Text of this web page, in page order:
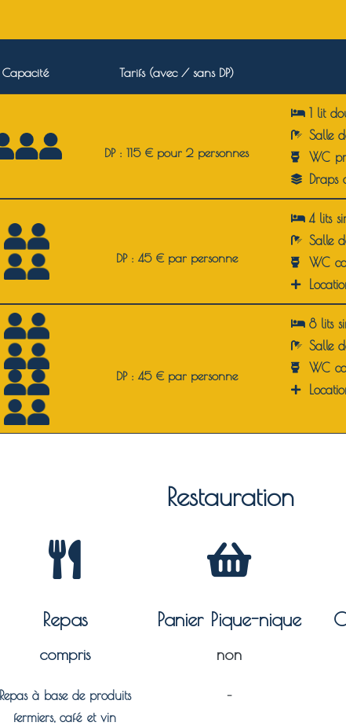
Capacité Tarifs (avec / sans DP)
DP : 115 € pour 2 personnes
1 lit
Salle
WC
Draps
DP : 45 € par personne
4 lits
Salle
WC
DP : 45 € par personne
8 lits
Salle
WC
Restauration
Repas
compris
Repas à base de produits
fermiers, café et vin
Panier Pique-nique
non
–